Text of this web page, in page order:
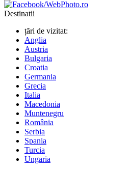
Destinatii
țări de vizitat:
Anglia
Austria
Bulgaria
Croatia
Germania
Grecia
Italia
Macedonia
Muntenegru
România
Serbia
Spania
Turcia
Ungaria